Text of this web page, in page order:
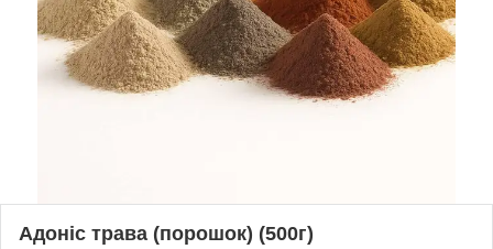
Адоніс трава (порошок) (500г)